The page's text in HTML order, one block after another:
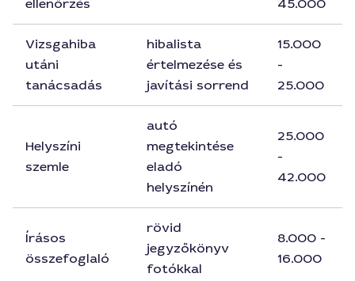
ellenőrzés
45.000
Vizsgahiba
utáni
tanácsadás
hibalista
értelmezése és
javítási sorrend
15.000
-
25.000
Helyszíni
szemle
autó
megtekintése
eladó
helyszínén
25.000
-
42.000
Írásos
összefoglaló
rövid
jegyzőkönyv
fotókkal
8.000 -
16.000